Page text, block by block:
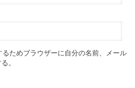
ためブラウザーに自分の名前、メール
。